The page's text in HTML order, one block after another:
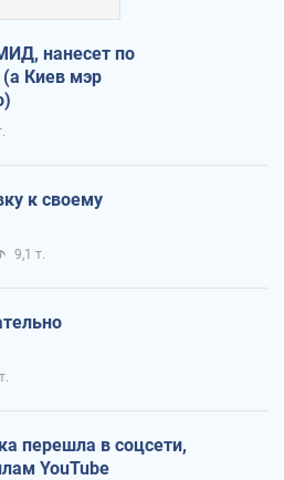
нанесет по
Киев мэр
к своему
9,1 т.
перешла в соцсети,
YouTube